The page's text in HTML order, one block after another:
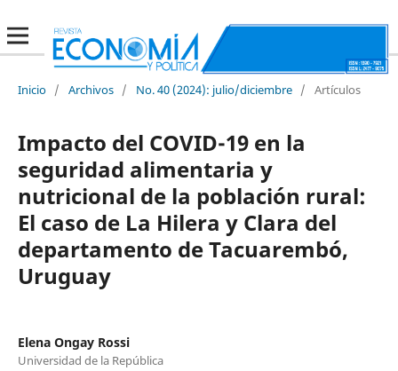
Inicio / Archivos / No. 40 (2024): julio/diciembre / Artículos
Impacto del COVID-19 en la
seguridad alimentaria y
nutricional de la población rural:
El caso de La Hilera y Clara del
departamento de Tacuarembó,
Uruguay
Elena Ongay Rossi
Universidad de la República